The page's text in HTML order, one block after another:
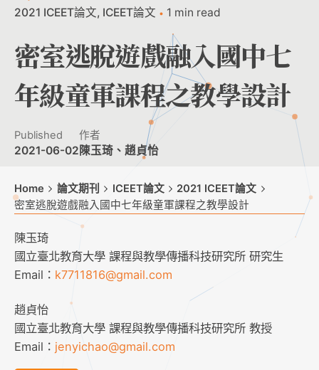
2021 ICEET論文 ICEET論文 1 min read
密室逃脫遊戲融入國中七
年級童軍課程之教學設計
Published
2021-06-02
作者
陳玉琦、趙貞怡
Home 論文期刊 ICEET論文
2021 ICEET論文
密室逃脫遊戲融入國中七年級童軍課程之教學設計
陳玉琦
國立臺北教育大學 課程與教學傳播科技研究所 研究生
Email： k7711816@gmail.com
趙貞怡
國立臺北教育大學 課程與教學傳播科技研究所 教授
Email： jenyichao@gmail.com